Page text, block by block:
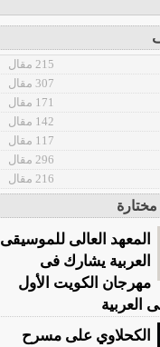
215 مقال
307 مقال
171 مقال
142 مقال
117 مقال
296 مقال
216 مقال
المعهد العالى للموسيقى
العربية يشارك فى
مهرجان الكويت الأول
العربية
الكحلاوي على مسرح